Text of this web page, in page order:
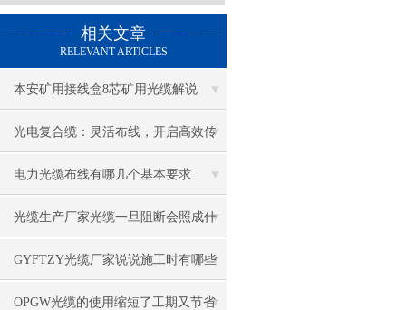
相关文章
RELEVANT ARTICLES
本安矿用接线盒8芯矿用光缆解说
光电复合缆：灵活布线，开启高效传
输新体验
电力光缆布线有哪几个基本要求
光缆生产厂家光缆一旦阻断会照成什
么问题
GYFTZY光缆厂家说说施工时有哪些
要求
OPGW光缆的使用缩短了工期又节省